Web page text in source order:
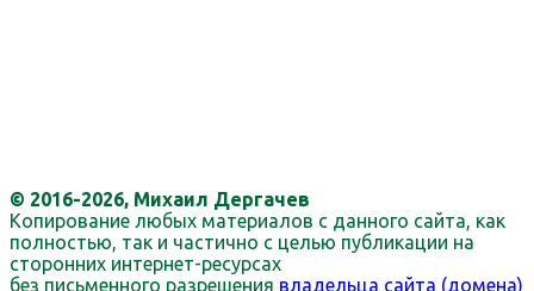
© 2016-2026, Михаил Дергачев
Копирование любых материалов с данного сайта, как
полностью, так и частично с целью публикации на
сторонних интернет-ресурсах
без письменного разрешения владельца сайта (домена)